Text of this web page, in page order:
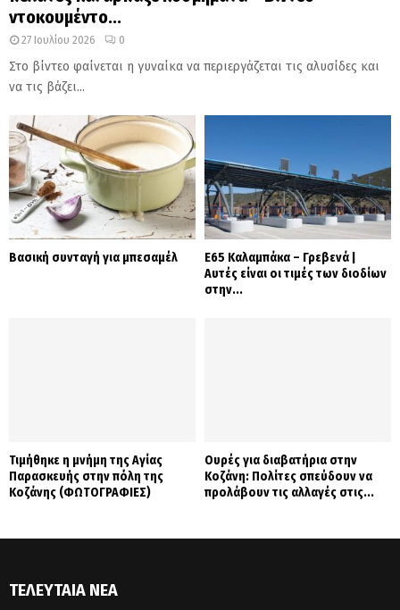
ντοκουμέντο...
27 Ιουλίου 2026 0
Στο βίντεο φαίνεται η γυναίκα να περιεργάζεται τις αλυσίδες και
να τις βάζει...
Βασική συνταγή για μπεσαμέλ
Ε65 Καλαμπάκα – Γρεβενά |
Αυτές είναι οι τιμές των διοδίων
στην...
Τιμήθηκε η μνήμη της Αγίας
Παρασκευής στην πόλη της
Κοζάνης (ΦΩΤΟΓΡΑΦΙΕΣ)
Ουρές για διαβατήρια στην
Κοζάνη: Πολίτες σπεύδουν να
προλάβουν τις αλλαγές στις...
ΤΕΛΕΥΤΑΊΑ ΝΈΑ